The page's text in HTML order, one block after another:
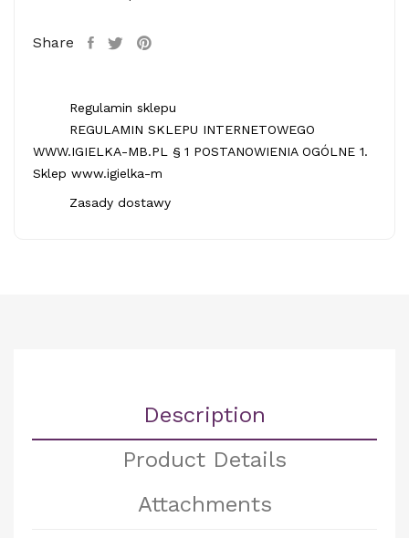
Share
Regulamin sklepu
REGULAMIN SKLEPU INTERNETOWEGO
WWW.IGIELKA-MB.PL § 1 POSTANOWIENIA OGÓLNE 1.
Sklep www.igielka-m
Zasady dostawy
Description
Product Details
Attachments